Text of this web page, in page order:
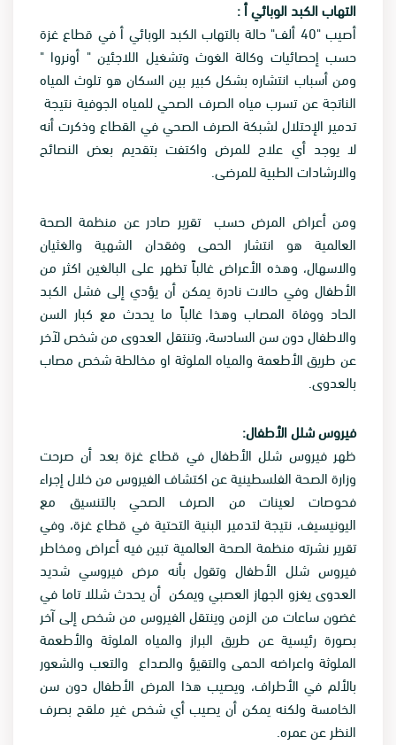
التهاب الكبد الوبائي أ :
أصيب "40 ألف" حالة بالتهاب الكبد الوبائي أ في قطاع غزة
حسب إحصائيات وكالة الغوث وتشغيل اللاجئين " أونروا "
ومن أسباب انتشاره بشكل كبير بين السكان هو تلوث المياه
الناتجة عن تسرب مياه الصرف الصحي للمياه الجوفية نتيجة
تدمير الإحتلال لشبكة الصرف الصحي في القطاع وذكرت أنه
لا يوجد أي علاج للمرض واكتفت بتقديم بعض النصائح
والارشادات الطبية للمرضى.
ومن أعراض المرض حسب تقرير صادر عن منظمة الصحة
العالمية هو انتشار الحمى وفقدان الشهية والغثيان
والاسهال، وهذه الأعراض غالباً تظهر على البالغين اكثر من
الأطفال وفي حالات نادرة يمكن أن يؤدي إلى فشل الكبد
الحاد ووفاة المصاب وهذا غالباً ما يحدث مع كبار السن
والاطفال دون سن السادسة، وتنتقل العدوى من شخص لآخر
عن طريق الأطعمة والمياه الملوثة او مخالطة شخص مصاب
بالعدوى.
فيروس شلل الأطفال:
ظهر فيروس شلل الأطفال في قطاع غزة بعد أن صرحت
وزارة الصحة الفلسطينية عن اكتشاف الفيروس من خلال إجراء
فحوصات لعينات من الصرف الصحي بالتنسيق مع
اليونيسيف، نتيجة لتدمير البنية التحتية في قطاع غزة، وفي
تقرير نشرته منظمة الصحة العالمية تبين فيه أعراض ومخاطر
فيروس شلل الأطفال وتقول بأنه مرض فيروسي شديد
العدوى يغزو الجهاز العصبي ويمكن أن يحدث شللا تاما في
غضون ساعات من الزمن وينتقل الفيروس من شخص إلى آخر
بصورة رئيسية عن طريق البراز والمياه الملوثة والأطعمة
الملوثة واعراضه الحمى والتقيؤ والصداع والتعب والشعور
بالألم في الأطراف، ويصيب هذا المرض الأطفال دون سن
الخامسة ولكنه يمكن أن يصيب أي شخص غير ملقح بصرف
النظر عن عمره.